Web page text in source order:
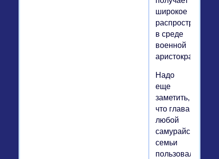
широкое
в среде
военной
аристократии.
Надо
еще
заметить,
что глава
любой
самурайской
семьи
пользовался